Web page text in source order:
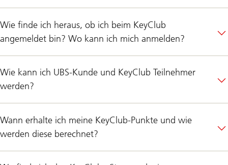
Wie finde ich heraus, ob ich beim KeyClub
angemeldet bin? Wo kann ich mich anmelden?
Wie kann ich UBS-Kunde und KeyClub Teilnehmer
werden?
Wann erhalte ich meine KeyClub-Punkte und wie
werden diese berechnet?